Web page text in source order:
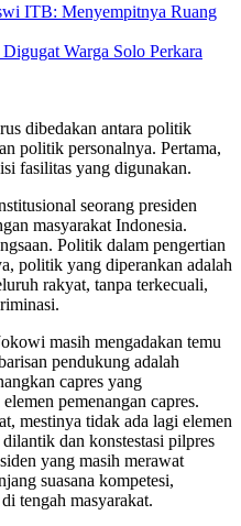
ITB: Menyempitnya Ruang
Warga Solo Perkara
dibedakan antara politik
politik personalnya. Pertama,
fasilitas yang digunakan.
seorang presiden
masyarakat Indonesia.
Politik dalam pengertian
politik yang diperankan adalah
rakyat, tanpa terkecuali,
masih mengadakan temu
pendukung adalah
capres yang
pemenangan capres.
mestinya tidak ada lagi elemen
dan konstestasi pilpres
yang masih merawat
suasana kompetesi,
tengah masyarakat.